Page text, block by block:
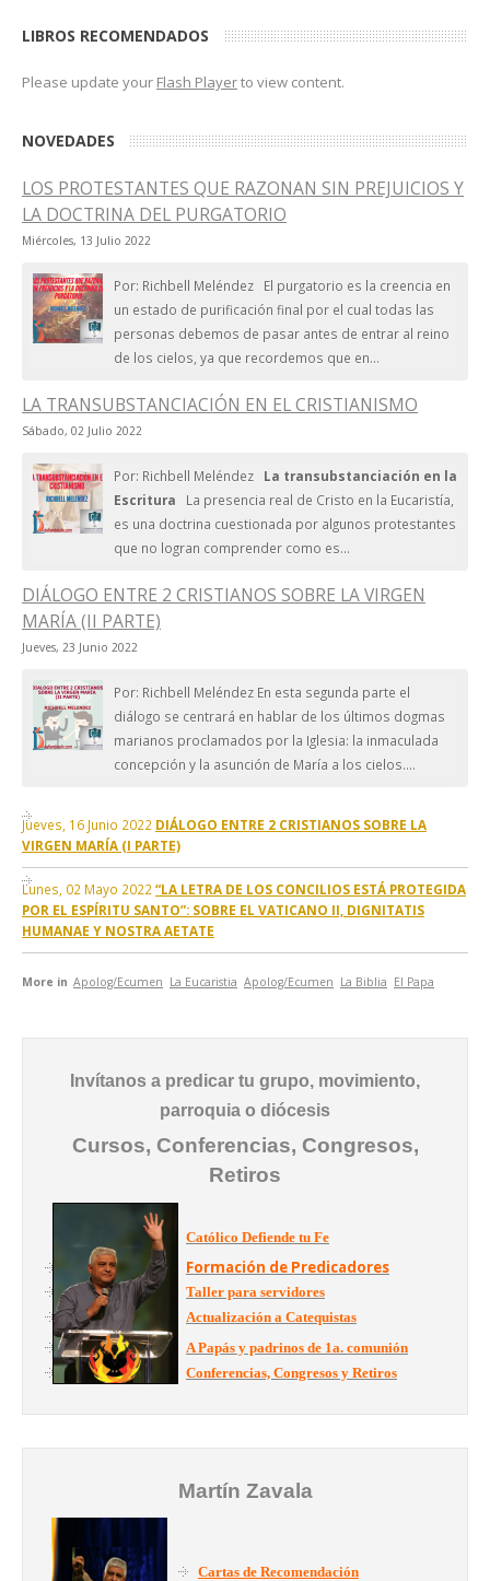
LIBROS RECOMENDADOS
Please update your Flash Playerto view content.
NOVEDADES
LOS PROTESTANTES QUE RAZONAN SIN PREJUICIOS Y
LA DOCTRINA DEL PURGATORIO
Miércoles, 13 Julio 2022
Por: Richbell Meléndez El purgatorio es la creencia en
un estado de purificación final por el cual todas las
personas debemos de pasar antes de entrar al reino
de los cielos, ya que recordemos que en...
LA TRANSUBSTANCIACIÓN EN EL CRISTIANISMO
Sábado, 02 Julio 2022
Por: Richbell Meléndez La transubstanciación en la
Escritura La presencia real de Cristo en la Eucaristía,
es una doctrina cuestionada por algunos protestantes
que no logran comprender como es...
DIÁLOGO ENTRE 2 CRISTIANOS SOBRE LA VIRGEN
MARÍA (II PARTE)
Jueves, 23 Junio 2022
Por: Richbell Meléndez En esta segunda parte el
diálogo se centrará en hablar de los últimos dogmas
marianos proclamados por la Iglesia: la inmaculada
concepción y la asunción de María a los cielos....
Jueves, 16 Junio 2022 DIÁLOGO ENTRE 2 CRISTIANOS SOBRE LA
VIRGEN MARÍA (I PARTE)
Lunes, 02 Mayo 2022“LA LETRA DE LOS CONCILIOS ESTÁ PROTEGIDA
POR EL ESPÍRITU SANTO”: SOBRE EL VATICANO II, DIGNITATIS
HUMANAE Y NOSTRA AETATE
More in Apolog/Ecumen La Eucaristia Apolog/Ecumen La Biblia El Papa
Invítanos a predicar tu grupo, movimiento,
parroquia o diócesis
Cursos, Conferencias, Congresos,
Retiros
Católico Defiende tu Fe
Formación de Predicadores
Taller para servidores
Actualización a Catequistas
A Papás y padrinos de 1a. comunión
Conferencias, Congresos y Retiros
Martín Zavala
Cartas de Recomendación